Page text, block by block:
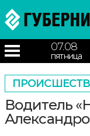
07.08
пятница
Водитель